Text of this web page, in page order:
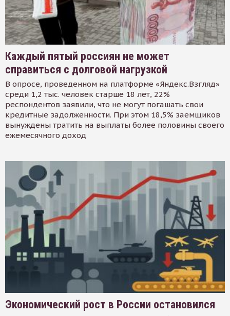
Каждый пятый россиян не может
справиться с долговой нагрузкой
В опросе, проведенном на платформе «Яндекс.Взгляд»
среди 1,2 тыс. человек старше 18 лет, 22%
респондентов заявили, что не могут погашать свои
кредитные задолженности. При этом 18,5% заемщиков
вынуждены тратить на выплаты более половины своего
ежемесячного доход
Экономический рост в России остановился